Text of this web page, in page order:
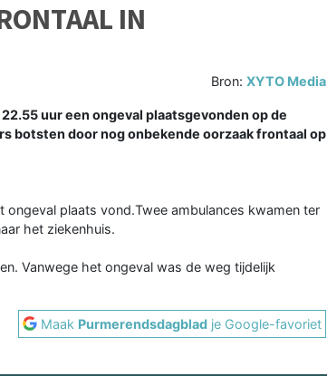
IN
Bron:XYTO Media
uur een ongeval plaatsgevonden op de
botsten door nog onbekende oorzaak frontaal op
plaats vond.Twee ambulances kwamen ter
het ziekenhuis.
Vanwege het ongeval was de weg tijdelijk
Maak Purmerendsdagblad je Google-favoriet